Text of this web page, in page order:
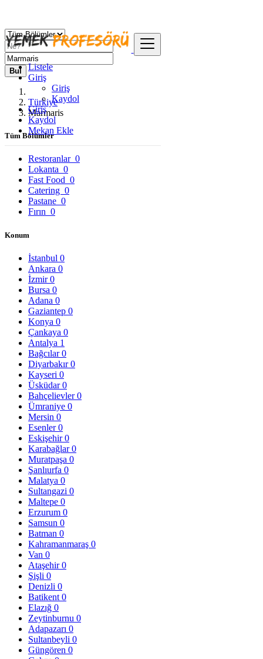
Listele
Giriş
Giriş
Kaydol
Giriş
Kaydol
Mekan Ekle
Bul
Türkiye
Marmaris
Tüm Bölümler
Restoranlar 0
Lokanta 0
Fast Food 0
Catering 0
Pastane 0
Fırın 0
Konum
İstanbul 0
Ankara 0
İzmir0
Bursa 0
Adana 0
Gaziantep 0
Konya 0
Çankaya 0
Antalya 1
Bağcılar0
Diyarbakır0
Kayseri 0
Üsküdar0
Bahçelievler0
Ümraniye 0
Mersin 0
Esenler0
Eskişehir0
Karabağlar0
Muratpaşa 0
Şanlıurfa 0
Malatya 0
Sultangazi 0
Maltepe 0
Erzurum 0
Samsun 0
Batman 0
Kahramanmaraş 0
Van 0
Ataşehir0
Şişli 0
Denizli 0
Batikent 0
Elazığ 0
Zeytinburnu 0
Adapazarı 0
Sultanbeyli 0
Güngören 0